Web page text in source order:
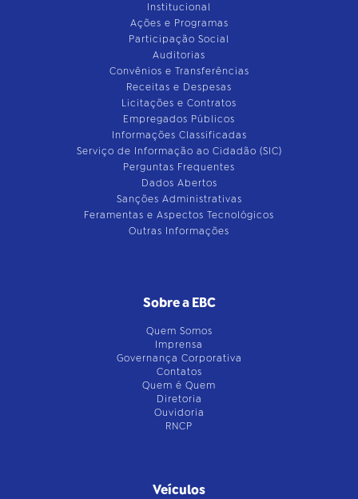
Institucional
Ações e Programas
Participação Social
Auditorias
Convênios e Transferências
Receitas e Despesas
Licitações e Contratos
Empregados Públicos
Informações Classificadas
Serviço de Informação ao Cidadão (SIC)
Perguntas Frequentes
Dados Abertos
Sanções Administrativas
Feramentas e Aspectos Tecnológicos
Outras Informações
Sobre a EBC
Quem Somos
Imprensa
Governança Corporativa
Contatos
Quem é Quem
Diretoria
Ouvidoria
RNCP
Veículos